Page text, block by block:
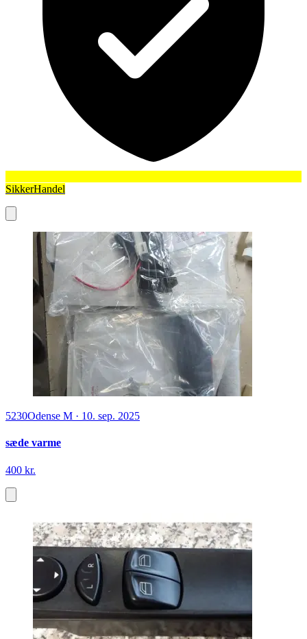
SikkerHandel
5230Odense M · 10. sep. 2025
sæde varme
400 kr.